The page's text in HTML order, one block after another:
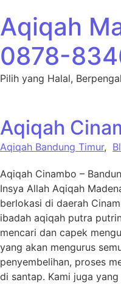
Aqiqah
0878-
Pilih yang Halal,
Aqiqah
Aqiqah Bandung Timur,
Aqiqah Cinambo –
Insya Allah Aqiqah
berlokasi di daerah
ibadah aqiqah putra
mencari dan capek
yang akan mengurus
penyembelihan, proses
di santap. Kami juga